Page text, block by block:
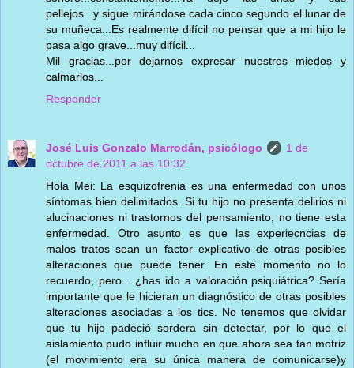
pellejos...y sigue mirándose cada cinco segundo el lunar de
su muñeca...Es realmente difícil no pensar que a mi hijo le
pasa algo grave...muy difícil...
Mil gracias...por dejarnos expresar nuestros miedos y
calmarlos...
Responder
José Luis Gonzalo Marrodán, psicólogo
1 de
octubre de 2011 a las 10:32
Hola Mei: La esquizofrenia es una enfermedad con unos
síntomas bien delimitados. Si tu hijo no presenta delirios ni
alucinaciones ni trastornos del pensamiento, no tiene esta
enfermedad. Otro asunto es que las experiecncias de
malos tratos sean un factor explicativo de otras posibles
alteraciones que puede tener. En este momento no lo
recuerdo, pero... ¿has ido a valoración psiquiátrica? Sería
importante que le hicieran un diagnóstico de otras posibles
alteraciones asociadas a los tics. No tenemos que olvidar
que tu hijo padeció sordera sin detectar, por lo que el
aislamiento pudo influir mucho en que ahora sea tan motriz
(el movimiento era su única manera de comunicarse)y